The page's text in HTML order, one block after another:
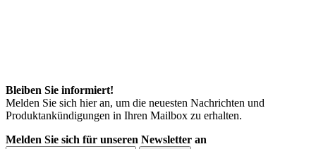
Bleiben Sie informiert!
Melden Sie sich hier an, um die neuesten Nachrichten und
Produktankündigungen in Ihren Mailbox zu erhalten.
Melden Sie sich für unseren Newsletter an